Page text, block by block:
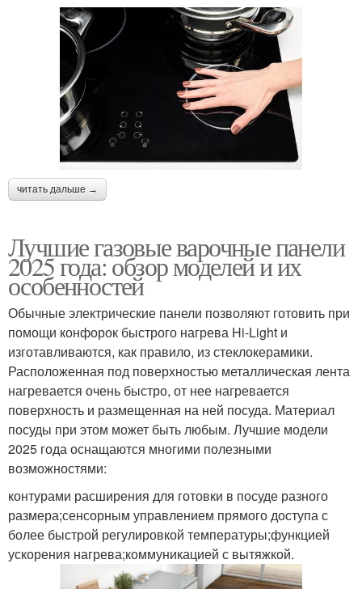
читать дальше →
Лучшие газовые варочные панели
2025 года: обзор моделей и их
особенностей
Обычные электрические панели позволяют готовить при
помощи конфорок быстрого нагрева Hi-Light и
изготавливаются, как правило, из стеклокерамики.
Расположенная под поверхностью металлическая лента
нагревается очень быстро, от нее нагревается
поверхность и размещенная на ней посуда. Материал
посуды при этом может быть любым. Лучшие модели
2025 года оснащаются многими полезными
возможностями:
контурами расширения для готовки в посуде разного
размера;сенсорным управлением прямого доступа с
более быстрой регулировкой температуры;функцией
ускорения нагрева;коммуникацией с вытяжкой.